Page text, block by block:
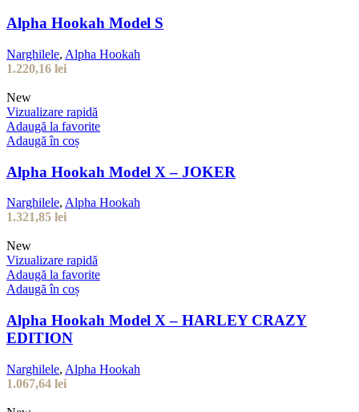
Alpha Hookah Model S
Narghilele, Alpha Hookah
1.220,16 lei
New
Vizualizare rapidă
Adaugă la favorite
Adaugă în coș
Alpha Hookah Model X – JOKER
Narghilele, Alpha Hookah
1.321,85 lei
New
Vizualizare rapidă
Adaugă la favorite
Adaugă în coș
Alpha Hookah Model X – HARLEY CRAZY
EDITION
Narghilele, Alpha Hookah
1.067,64 lei